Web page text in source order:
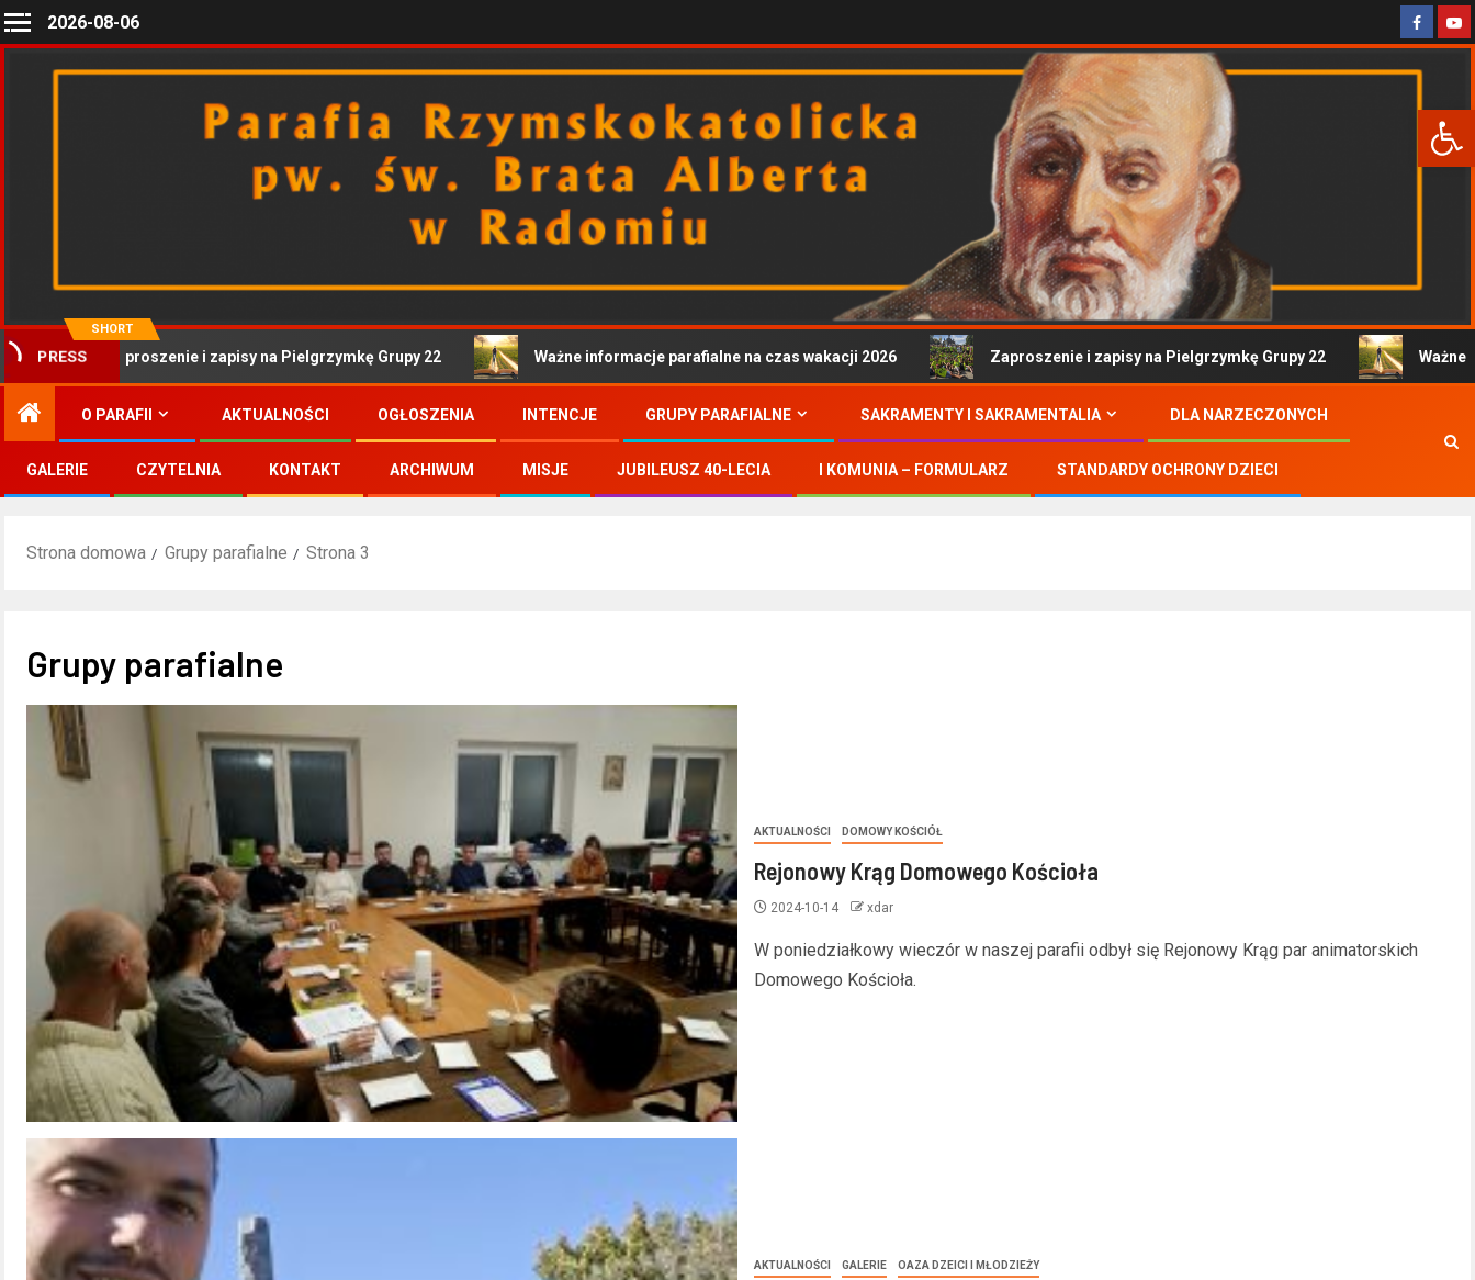
2026-08-06
SHORT
PRESSZaproszenie i zapisy na Pielgrzymkę Grupy 22 Ważne informacje parafialne na czas wakacji 2026 Zaproszenie i zapisy na Pielgrzymkę Grupy 22 Ważne
O PARAFII AKTUALNOŚCI OGŁOSZENIA INTENCJE GRUPY PARAFIALNE SAKRAMENTY I SAKRAMENTALIA DLA NARZECZONYCH
GALERIE CZYTELNIA KONTAKT ARCHIWUM MISJE JUBILEUSZ 40-LECIA I KOMUNIA – FORMULARZ STANDARDY OCHRONY DZIECI
Strona domowa Grupy parafialne Strona 3
Grupy parafialne
AKTUALNOŚCI DOMOWY KOŚCIÓŁ
Rejonowy Krąg Domowego Kościoła
2024-10-14 xdar
W poniedziałkowy wieczór w naszej parafii odbył się Rejonowy Krąg par animatorskich
Domowego Kościoła.
AKTUALNOŚCI GALERIE OAZA DZEICI I MŁODZIEŻY